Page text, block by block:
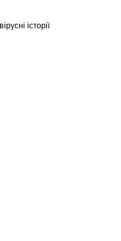
історії